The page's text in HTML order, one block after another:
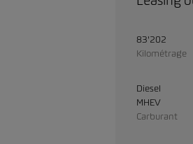
83'202
Kilométrage
Diesel
MHEV
Carburant